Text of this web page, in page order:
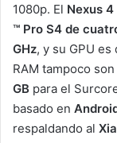
1080p. El Nexus 4
™ Pro S4 de
GHz, y su GPU es
RAM tampoco
GB para el
basado en
respaldando al